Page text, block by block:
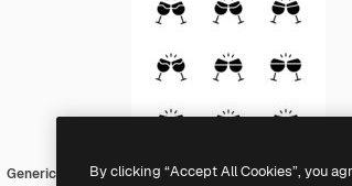
Generic black fillBy clicking “Accept All Cookies”, you